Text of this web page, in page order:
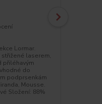
Lormar.
střižené laserem,
přiléhavým
do
podprsenkám
Mousse.
Složení: 88%